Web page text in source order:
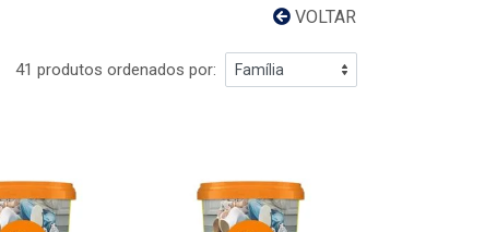
VOLTAR
41 produtos ordenados por: